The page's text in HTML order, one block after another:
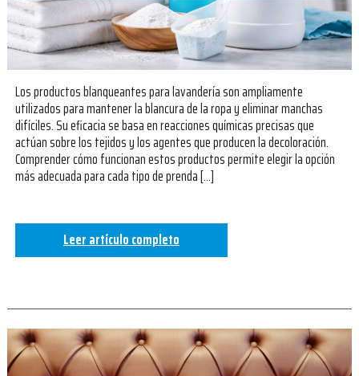
Los productos blanqueantes para lavandería son ampliamente
utilizados para mantener la blancura de la ropa y eliminar manchas
difíciles. Su eficacia se basa en reacciones químicas precisas que
actúan sobre los tejidos y los agentes que producen la decoloración.
Comprender cómo funcionan estos productos permite elegir la opción
más adecuada para cada tipo de prenda […]
Leer artículo completo